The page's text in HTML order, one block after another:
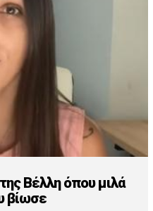
Βέλλη όπου μιλά
βίωσε